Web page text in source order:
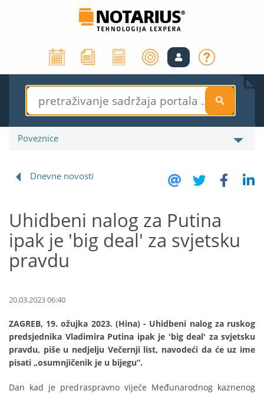
S
Poveznice
Dnevne novosti
Uhidbeni nalog za Putina
ipak je 'big deal' za svjetsku
pravdu
20.03.2023 06:40
ZAGREB, 19. ožujka 2023. (Hina) - Uhidbeni nalog za ruskog
predsjednika Vladimira Putina ipak je 'big deal' za svjetsku
pravdu, piše u nedjelju Večernji list, navodeći da će uz ime
pisati „osumnjičenik je u bijegu”.
Dan kad je predraspravno vijeće Međunarodnog kaznenog